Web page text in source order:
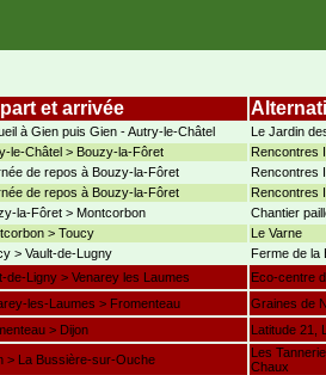
et arrivée
à Gien puis Gien - Autry-le-Châtel
Le Jardin
le-Châtel > Bouzy-la-Fôret
Rencontres
de repos à Bouzy-la-Fôret
Rencontres
de repos à Bouzy-la-Fôret
Rencontres
la-Fôret > Montcorbon
Chantier
> Toucy
Le Varne
> Vault-de-Lugny
Ferme de la
de-Ligny > Venarey les Laumes
Eco-centre
les-Laumes > Fromenteau
Graines de
> Dijon Latitude 21,
> La Bussière-sur-Ouche
Les
Chaux